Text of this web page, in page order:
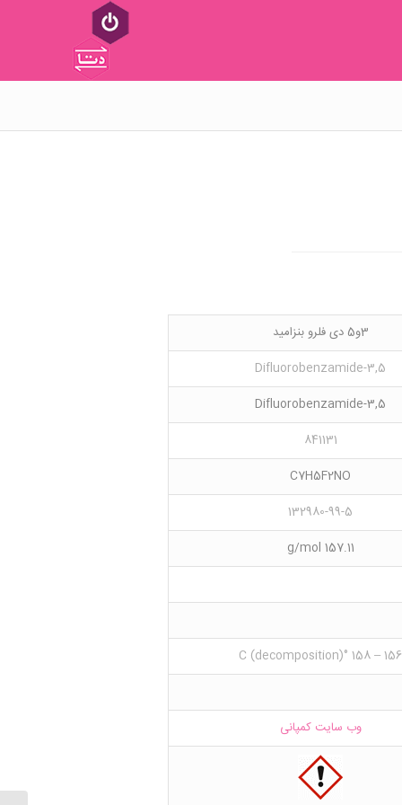
3و5 دی فلرو بنزامید
3,5-Difluorobenzamide
3,5-Difluorobenzamide
841131
C7H5F2NO
132980-99-5
157.11 g/mol
156 – 158 °C (decomposition)
وب سایت کمپانی